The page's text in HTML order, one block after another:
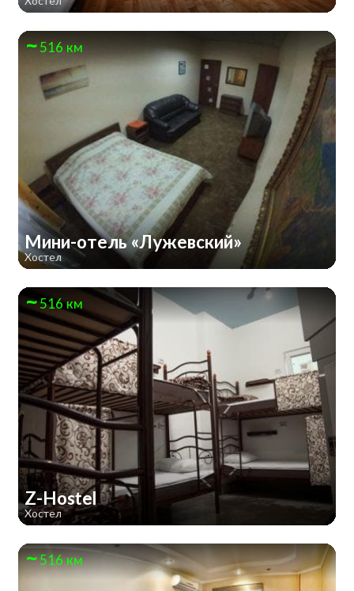
516 км
Мини-отель «Лужевский»
Хостел
516 км
Z-Hostel
Хостел
516 км